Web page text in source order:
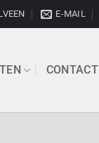
E-MAIL
CONTACT